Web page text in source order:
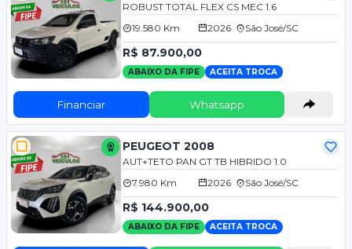
ROBUST TOTAL FLEX CS MEC 1.6
19.580 Km
2026 São José/SC
R$ 87.900,00
ABAIXO DA FIPE ACEITA TROCA
Financiar Whatsapp
PEUGEOT 2008
AUT+TETO PAN GT TB HIBRIDO 1.0
7.980 Km
2026 São José/SC
R$ 144.900,00
ABAIXO DA FIPE ACEITA TROCA